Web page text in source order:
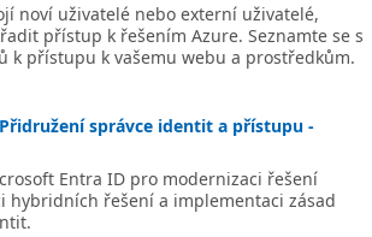
noví uživatelé nebo externí uživatelé,
přístup k řešením Azure. Seznamte se s
k přístupu k vašemu webu a prostředkům.
správce identit a přístupu -
Entra ID pro modernizaci řešení
hybridních řešení a implementaci zásad